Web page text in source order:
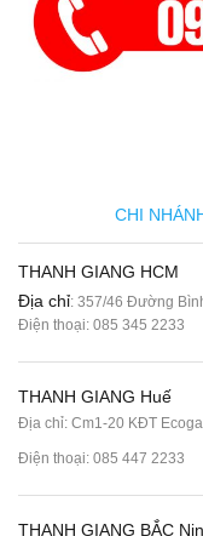
CHI
THANH GIANG HCM
Địa chỉ: 357/46 Đường
Điện thoại: 085 345 2233
THANH GIANG Huế
Địa chỉ: Cm1-20 KĐT
Điện thoại: 085 447 2233
THANH GIANG BẮC